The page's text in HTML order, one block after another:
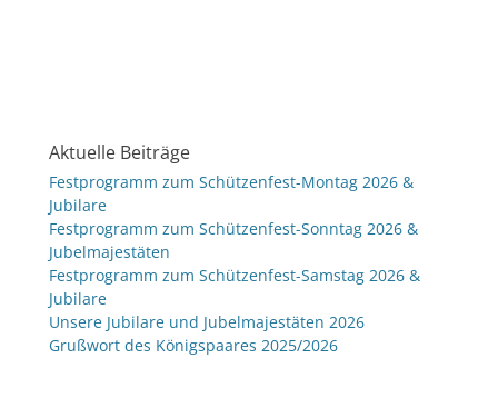
Aktuelle Beiträge
Festprogramm zum Schützenfest-Montag 2026 &
Jubilare
Festprogramm zum Schützenfest-Sonntag 2026 &
Jubelmajestäten
Festprogramm zum Schützenfest-Samstag 2026 &
Jubilare
Unsere Jubilare und Jubelmajestäten 2026
Grußwort des Königspaares 2025/2026